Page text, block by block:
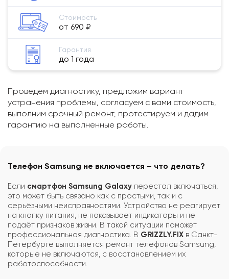
Стоимость
от 690 ₽
Гарантия
до 1 года
Проведем диагностику, предложим вариант
устранения проблемы, согласуем с вами стоимость,
выполним срочный ремонт, протестируем и дадим
гарантию на выполненные работы.
Телефон Samsung не включается – что делать?
Если смартфон Samsung Galaxy перестал включаться,
это может быть связано как с простыми, так и с
серьёзными неисправностями. Устройство не реагирует
на кнопку питания, не показывает индикаторы и не
подаёт признаков жизни. В такой ситуации поможет
профессиональная диагностика. В GRIZZLY.FIX в Санкт-
Петербурге выполняется ремонт телефонов Samsung,
которые не включаются, с восстановлением их
работоспособности.